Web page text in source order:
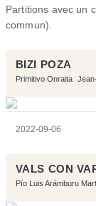
Partitions avec un
commun).
BIZI POZA
Primitivo Onraita
2022-09-06
VALS CON
Pío Luis Arámburu